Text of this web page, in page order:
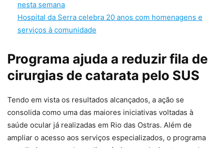
nesta semana
Hospital da Serra celebra 20 anos com homenagens e
serviços à comunidade
Programa ajuda a reduzir fila de
cirurgias de catarata pelo SUS
Tendo em vista os resultados alcançados, a ação se
consolida como uma das maiores iniciativas voltadas à
saúde ocular já realizadas em Rio das Ostras. Além de
ampliar o acesso aos serviços especializados, o programa